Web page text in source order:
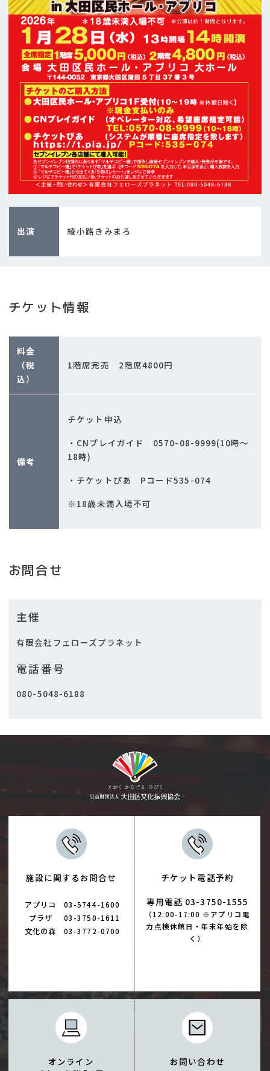
出演 綾小路きみまろ
チケット情報
料金
（税
込）
1階席完売 2階席4800円
備考
チケット申込
・CNプレイガイド 0570-08-9999(10時～
18時)
・チケットぴあ Pコード535-074
※18歳未満入場不可
お問合せ
主催
有限会社フェローズプラネット
電話番号
080-5048-6188
施設に関するお問合せ
アプリコ 03-5744-1600
プラザ 03-3750-1611
文化の森 03-3772-0700
チケット電話予約
専用電話 03-3750-1555
（12:00-17:00 ※アプリコ電
力点検休館日・年末年始を除
く）
オンライン
お問い合わせ